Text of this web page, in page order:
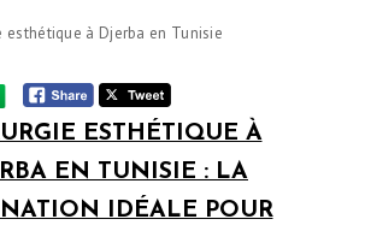
ESTHÉTIQUE À
EN TUNISIE : LA
IDÉALE POUR